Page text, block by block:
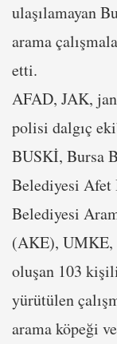
ulaşılamayan
arama
etti.
AFAD, JAK,
polisi dalgıç
BUSKİ, Bursa
Belediyesi Afet
Belediyesi
(AKE), UMKE,
oluşan 103
yürütülen
arama köpeği